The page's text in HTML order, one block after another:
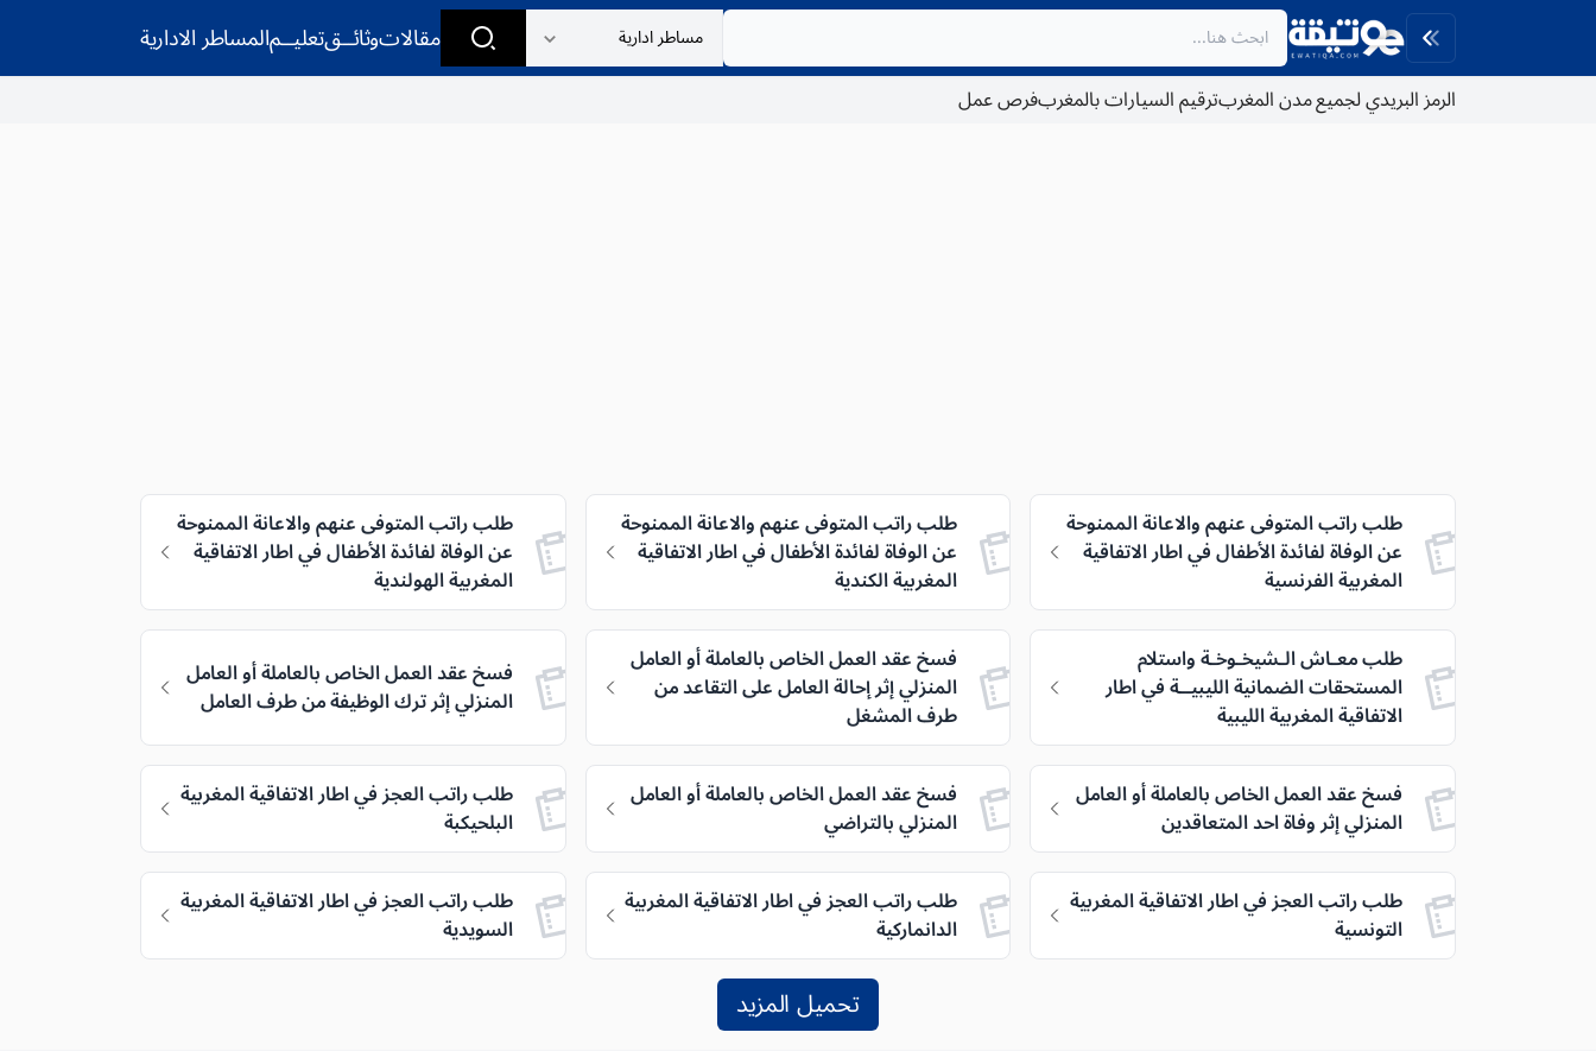
مقالاتوثائــقتعليــمالمساطر الادارية
الرمز البريدي لجميع مدن المغربترقيم السيارات بالمغربفرص عمل
طلب راتب المتوفى عنهم والاعانة الممنوحة
عن الوفاة لفائدة الأطفال في اطار الاتفاقية
المغربية الفرنسية
طلب راتب المتوفى عنهم والاعانة الممنوحة
عن الوفاة لفائدة الأطفال في اطار الاتفاقية
المغربية الكندية
طلب راتب المتوفى عنهم والاعانة الممنوحة
عن الوفاة لفائدة الأطفال في اطار الاتفاقية
المغربية الهولندية
طلب معـاش الـشيخـوخـة واستلام
المستحقات الضمانية الليبيــة في اطار
الاتفاقية المغربية الليبية
فسخ عقد العمل الخاص بالعاملة أو العامل
المنزلي إثر إحالة العامل على التقاعد من
طرف المشغل
فسخ عقد العمل الخاص بالعاملة أو العامل
المنزلي إثر ترك الوظيفة من طرف العامل
فسخ عقد العمل الخاص بالعاملة أو العامل
المنزلي إثر وفاة احد المتعاقدين
فسخ عقد العمل الخاص بالعاملة أو العامل
المنزلي بالتراضي
طلب راتب العجز في اطار الاتفاقية المغربية
البلحيكبة
طلب راتب العجز في اطار الاتفاقية المغربية
التونسية
طلب راتب العجز في اطار الاتفاقية المغربية
الدانماركية
طلب راتب العجز في اطار الاتفاقية المغربية
السويدية
تحميل المزيد